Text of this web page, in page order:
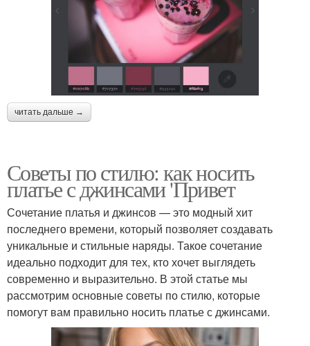
читать дальше →
Советы по стилю: как носить
платье с джинсами 'Привет
Сочетание платья и джинсов — это модный хит
последнего времени, который позволяет создавать
уникальные и стильные наряды. Такое сочетание
идеально подходит для тех, кто хочет выглядеть
современно и выразительно. В этой статье мы
рассмотрим основные советы по стилю, которые
помогут вам правильно носить платье с джинсами.